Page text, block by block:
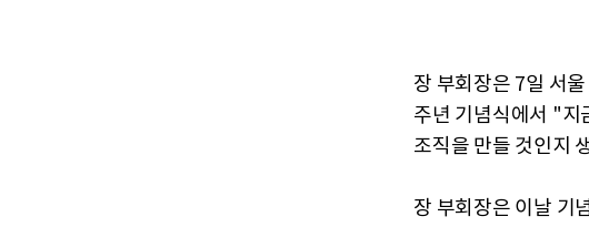
장 부회장은 7일 서
주년 기념식에서 "지
조직을 만들 것인지
장 부회장은 이날